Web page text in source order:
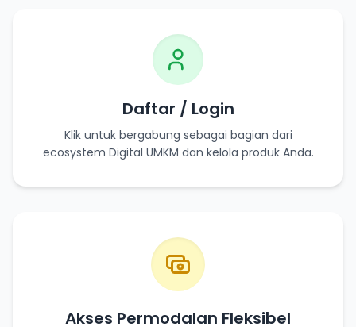
Daftar / Login
Klik untuk bergabung sebagai bagian dari
ecosystem Digital UMKM dan kelola produk Anda.
Akses Permodalan Fleksibel